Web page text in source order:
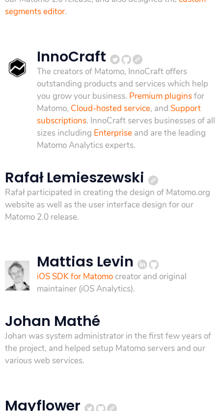
segments editor.
InnoCraft
The creators of Matomo, InnoCraft offers
outstanding products and services which help
you grow your business. Premium pluginsfor
Matomo, Cloud-hosted service, and Support
subscriptions. InnoCraft serves businesses of all
sizes including Enterprise and are the leading
Matomo Analytics experts.
Rafał Lemieszewski
Rafał participated in creating the design of Matomo.org
website as well as the user interface design for our
Matomo 2.0 release.
Mattias Levin
iOS SDK for Matomo creator and original
maintainer (iOS Analytics).
Johan Mathé
Johan was system administrator in the first few years of
the project, and helped setup Matomo servers and our
various web services.
Mayflower